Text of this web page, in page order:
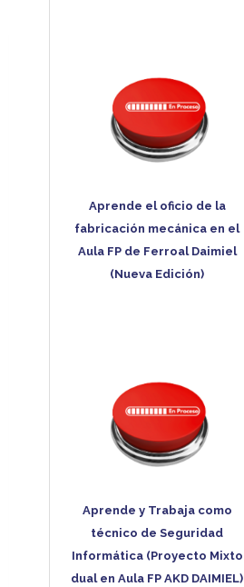
Aprende el oficio de la
fabricación mecánica en el
Aula FP de Ferroal Daimiel
(Nueva Edición)
Aprende y Trabaja como
técnico de Seguridad
Informática (Proyecto Mixto
dual en Aula FP AKD DAIMIEL)